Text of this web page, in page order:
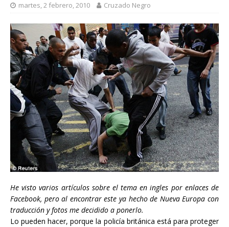
martes, 2 febrero, 2010 Cruzado Negro
He visto varios artículos sobre el tema en ingles por enlaces de
Facebook, pero al encontrar este ya hecho de Nueva Europacon
traducción y fotos me decidido a ponerlo.
Lo pueden hacer, porque la policía británica está para proteger